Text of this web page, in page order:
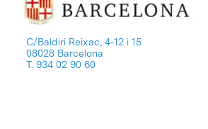
C/Baldiri Reixac, 4-12 i 15
08028 Barcelona
T. 934 02 90 60